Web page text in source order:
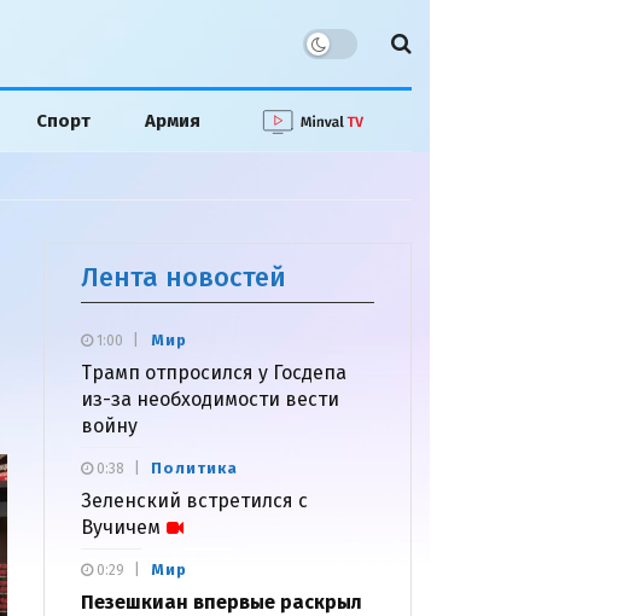
Спорт Армия
Лента новостей
Мир
Трамп отпросился у Госдепа
из-за необходимости вести
войну
1:00
Политика
Зеленский встретился с
Вучичем
0:38
Мир
Пезешкиан впервые раскрыл
0:29